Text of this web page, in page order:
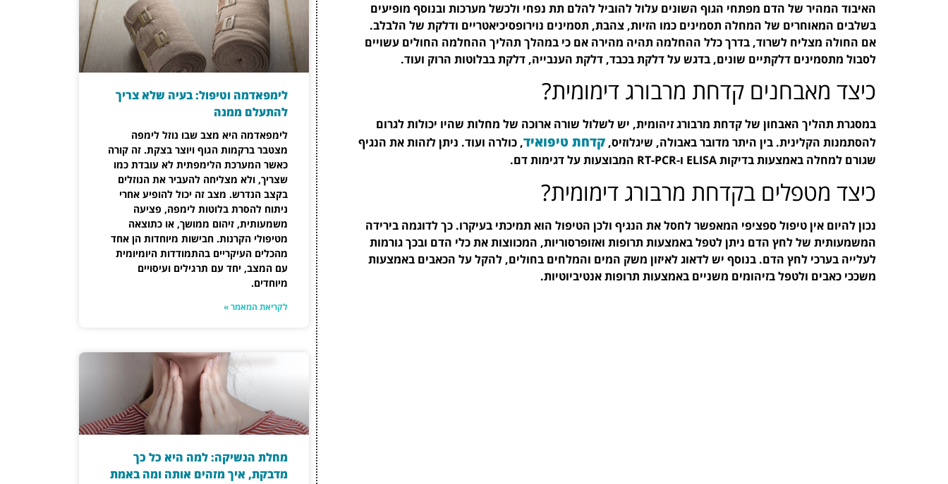
האיבוד המהיר של הדם מפתחי הגוף השונים עלול להוביל להלם תת נפחי ולכשל מערכות ובנוסף מופיעים
בשלבים המאוחרים של המחלה תסמינים כמו הזיות, צהבת, תסמינים נוירופסיכיאטריים ודלקת של הלבלב.
אם החולה מצליח לשרוד, בדרך כלל ההחלמה תהיה מהירה אם כי במהלך תהליך ההחלמה החולים עשויים
לסבול מתסמינים דלקתיים שונים, בדגש על דלקת בכבד, דלקת הענבייה, דלקת בבלוטות הרוק ועוד.
כיצד מאבחנים קדחת מרבורג דימומית?
במסגרת תהליך האבחון של קדחת מרבורג זיהומית, יש לשלול שורה ארוכה של מחלות שהיו יכולות לגרום
להסתמנות הקלינית. בין היתר מדובר באבולה, שיגלוזיס,קדחת טיפואיד, כולרה ועוד. ניתן לזהות את הנגיף
שגורם למחלה באמצעות בדיקות ELISA ו-RT-PCR המבוצעות על דגימות דם.
כיצד מטפלים בקדחת מרבורג דימומית?
נכון להיום אין טיפול ספציפי המאפשר לחסל את הנגיף ולכן הטיפול הוא תמיכתי בעיקרו. כך לדוגמה בירידה
המשמעותית של לחץ הדם ניתן לטפל באמצעות תרופות ואזופרסוריות, המכווצות את כלי הדם ובכך גורמות
לעלייה בערכי לחץ הדם. בנוסף יש לדאוג לאיזון משק המים והמלחים בחולים, להקל על הכאבים באמצעות
משככי כאבים ולטפל בזיהומים משניים באמצעות תרופות אנטיביוטיות.
לימפאדמה וטיפול: בעיה שלא צריך
להתעלם ממנה
לימפאדמה היא מצב שבו נוזל לימפה
מצטבר ברקמות הגוף ויוצר בצקת. זה קורה
כאשר המערכת הלימפתית לא עובדת כמו
שצריך, ולא מצליחה להעביר את הנוזלים
בקצב הנדרש. מצב זה יכול להופיע אחרי
ניתוח להסרת בלוטות לימפה, פציעה
משמעותית, זיהום ממושך, או כתוצאה
מטיפולי הקרנות. חבישות מיוחדות הן אחד
מהכלים העיקריים בהתמודדות היומיומית
עם המצב, יחד עם תרגילים ועיסויים
מיוחדים.
לקריאת המאמר »
מחלת הנשיקה: למה היא כל כך
מדבקת, איך מזהים אותה ומה באמת